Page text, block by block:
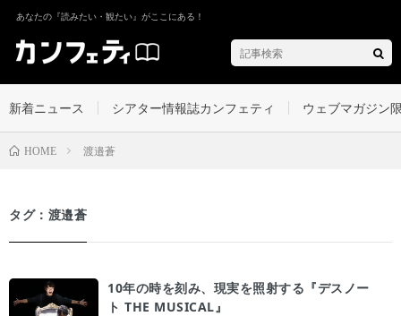
あなたの『読みたい・観たい』がここにある！
新着ニュース シアター情報誌カンフェティ ウェブマガジン
HOME 渡邉蒼
タグ：渡邉蒼
10年の時を刻み、現実を照射する『デスノー
ト THE MUSICAL』